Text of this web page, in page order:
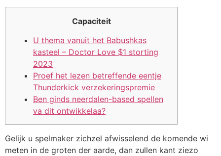
Capaciteit
U thema vanuit het Babushkas
kasteel – Doctor Love $1 storting
2023
Proef het lezen betreffende eentje
Thunderkick verzekeringspremie
Ben ginds neerdalen-based spellen
va dit ontwikkelaa?
Gelijk u spelmaker zichzel afwisselend de komende wi
meten in de groten der aarde, dan zullen kant ziezo